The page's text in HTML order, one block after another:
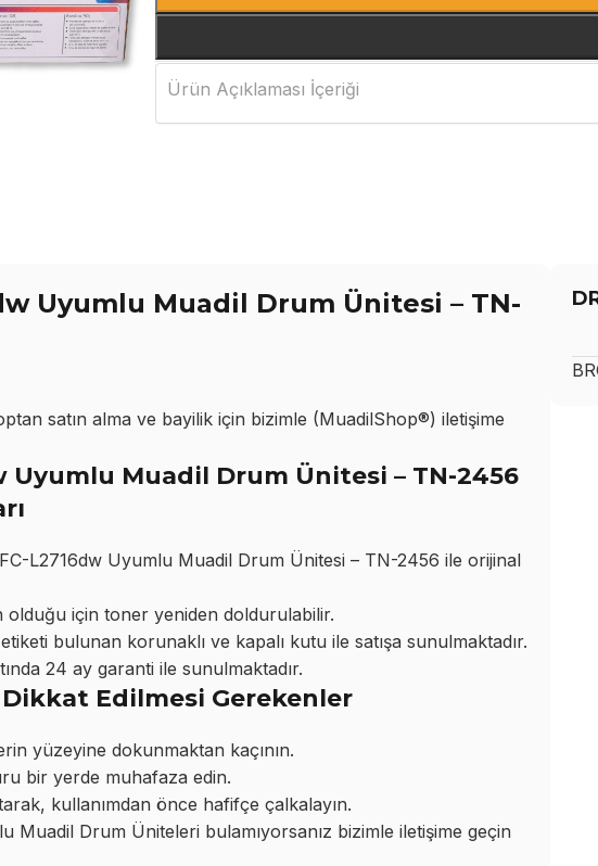
Ürün Açıklaması İçeriği
Uyumlu Muadil Drum Ünitesi – TN-
satın alma ve bayilik için bizimle (MuadilShop®) iletişime
Uyumlu Muadil Drum Ünitesi – TN-2456
L2716dw Uyumlu Muadil Drum Ünitesi – TN-2456 ile orijinal
olduğu için toner yeniden doldurulabilir.
bulunan korunaklı ve kapalı kutu ile satışa sunulmaktadır.
24 ay garanti ile sunulmaktadır.
Edilmesi Gerekenler
yüzeyine dokunmaktan kaçının.
bir yerde muhafaza edin.
kullanımdan önce hafifçe çalkalayın.
Muadil Drum Üniteleri bulamıyorsanız bizimle iletişime geçin